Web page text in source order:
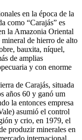
en la época de la
como “Carajás” es
la Amazonia Oriental
de hierro de alto
bauxita, níquel,
de amplias
y con enorme
de Carajás, situada
años 60 y ganó um
la entonces empresa
asumió el control
y crio, en 1979, el
produzir minerales en
internacional.